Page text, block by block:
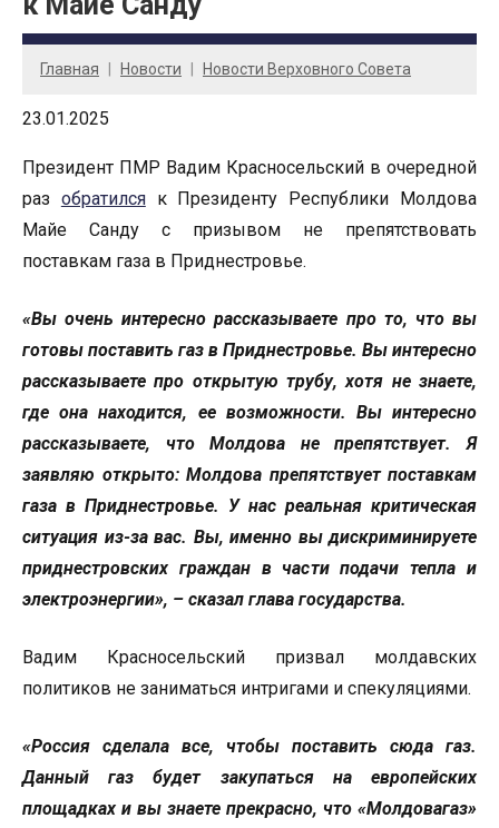
Главная Новости Новости Верховного Совета
23.01.2025
Президент ПМР Вадим Красносельский в очередной
раз обратилсяк Президенту Республики Молдова
Майе Санду с призывом не препятствовать
поставкам газа в Приднестровье.
«Вы очень интересно рассказываете про то, что вы
готовы поставить газ в Приднестровье. Вы интересно
рассказываете про открытую трубу, хотя не знаете,
где она находится, ее возможности. Вы интересно
рассказываете, что Молдова не препятствует. Я
заявляю открыто: Молдова препятствует поставкам
газа в Приднестровье. У нас реальная критическая
ситуация из-за вас. Вы, именно вы дискриминируете
приднестровских граждан в части подачи тепла и
электроэнергии», – сказал глава государства.
Вадим Красносельский призвал молдавских
политиков не заниматься интригами и спекуляциями.
«Россия сделала все, чтобы поставить сюда газ.
Данный газ будет закупаться на европейских
площадках и вы знаете прекрасно, что «Молдовагаз»